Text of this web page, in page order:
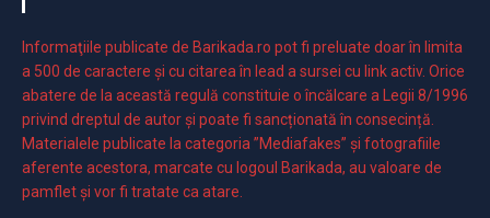
Informaţiile publicate de Barikada.ro pot fi preluate doar în limita
a 500 de caractere şi cu citarea în lead a sursei cu link activ. Orice
abatere de la această regulă constituie o încălcare a Legii 8/1996
privind dreptul de autor și poate fi sancționată în consecință.
Materialele publicate la categoria ”Mediafakes” și fotografiile
aferente acestora, marcate cu logoul Barikada, au valoare de
pamflet și vor fi tratate ca atare.